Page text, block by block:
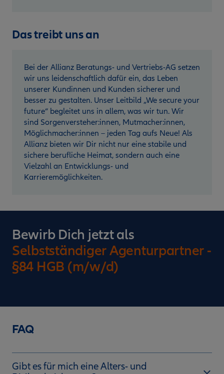
Das treibt uns an
Bei der Allianz Beratungs- und Vertriebs-AG setzen
wir uns leidenschaftlich dafür ein, das Leben
unserer Kundinnen und Kunden sicherer und
besser zu gestalten. Unser Leitbild „We secure your
future“ begleitet uns in allem, was wir tun. Wir
sind Sorgenversteher:innen, Mutmacher:innen,
Möglichmacher:innen – jeden Tag aufs Neue! Als
Allianz bieten wir Dir nicht nur eine stabile und
sichere berufliche Heimat, sondern auch eine
Vielzahl an Entwicklungs- und
Karrieremöglichkeiten.
Bewirb Dich jetzt als
Selbstständiger Agenturpartner -
§84 HGB (m/w/d)
FAQ
Gibt es für mich eine Alters- und